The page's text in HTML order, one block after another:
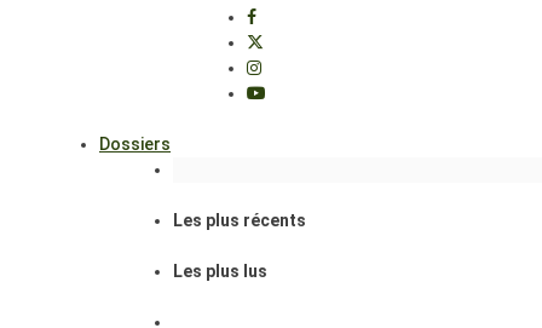
Dossiers
Les plus récents
Les plus lus